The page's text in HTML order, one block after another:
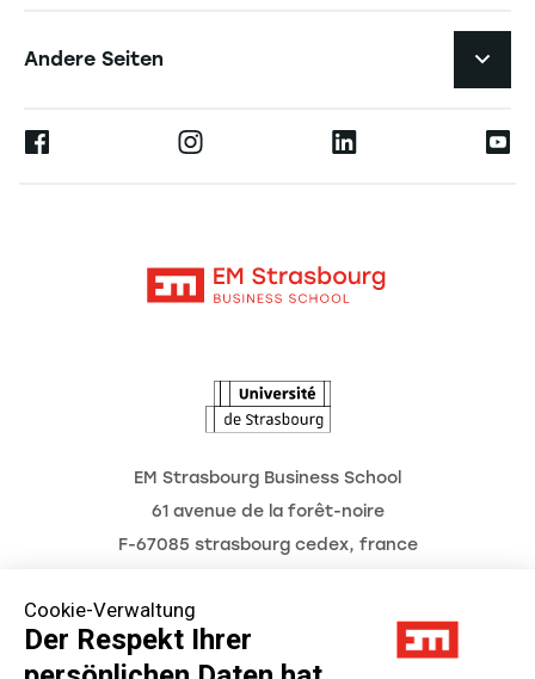
Cookie-Verwaltung
Der Respekt Ihrer
Forschung
Andere Seiten
Ernest
EM Strasbourg Business School
61 avenue de la forêt-noire
F-67085 strasbourg cedex, france